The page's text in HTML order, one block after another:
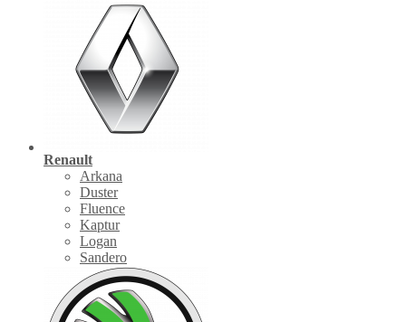
Renault
Arkana
Duster
Fluence
Kaptur
Logan
Sandero